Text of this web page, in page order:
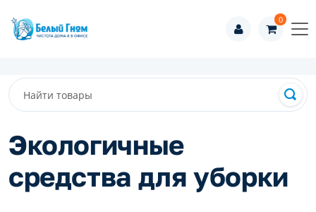
0
Экологичные
средства для уборки